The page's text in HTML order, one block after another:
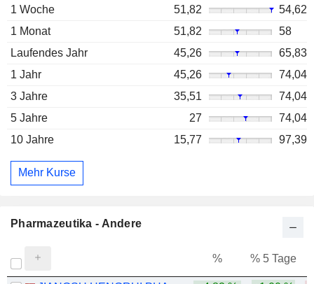
1 Woche 51,82
54,62
1 Monat
51,82
58
Laufendes Jahr
45,26
65,83
1 Jahr
45,26
74,04
3 Jahre
35,51
74,04
5 Jahre
27
74,04
10 Jahre
15,77 97,39
Mehr Kurse
Pharmazeutika - Andere
% % 5 Tage